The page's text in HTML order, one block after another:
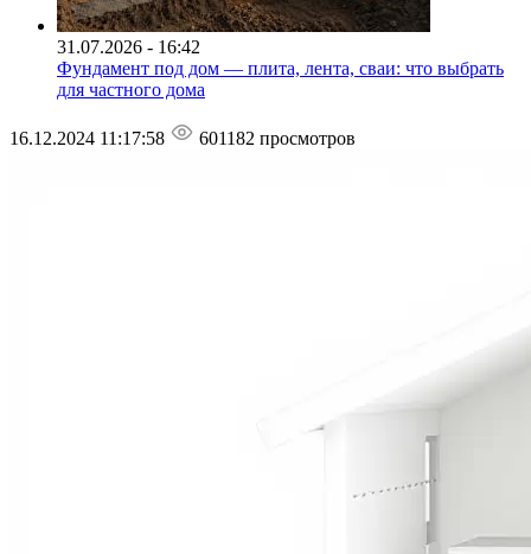
31.07.2026 - 16:42
Фундамент под дом — плита, лента, сваи: что выбрать
для частного дома
16.12.2024 11:17:58 601182 просмотров